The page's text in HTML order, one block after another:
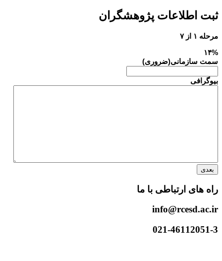
ثبت اطلاعات پژوهشگران
مرحله ۱ از۷
۱۴%
سمت سازمانی(ضروری)
بیوگرافی
راه های ارتباطی با ما
info@rcesd.ac.ir​
021-46112051-3